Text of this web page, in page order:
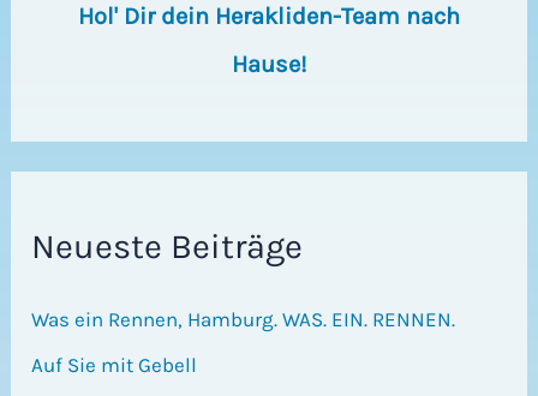
Hol' Dir dein Herakliden-Team nach
Hause!
Neueste Beiträge
Was ein Rennen, Hamburg. WAS. EIN. RENNEN.
Auf Sie mit Gebell